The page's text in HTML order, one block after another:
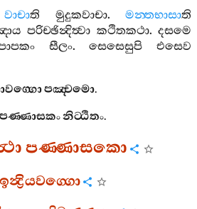
වාචාති මුදුකවාචා. මන‍්තභාසාති
පරිච‍්ඡින්‍දිත්‍වා කථිතකථා. දසමෙ
සීලං.සෙසෙසුපි
එසෙව
පඤ‍්චමො.
නිට‍්ඨිතං.
පණ‍්ණාසකො
ඉන්‍ද්‍රියවග‍්ගො